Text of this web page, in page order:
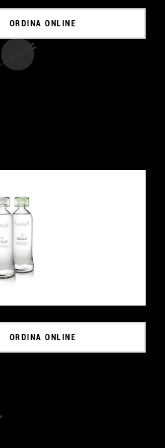
ORDINA ONLINE
ORDINA ONLINE